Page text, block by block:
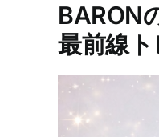
BARON
最前線
View
Image